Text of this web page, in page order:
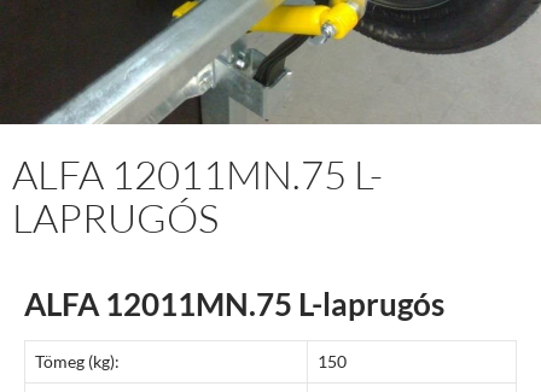
ALFA 12011MN.75 L-
LAPRUGÓS
ALFA 12011MN.75 L-laprugós
Tömeg (kg): 150